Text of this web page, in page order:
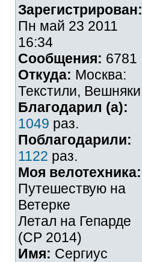
Зарегистрирован:
Пн май 23 2011
16:34
Сообщения: 6781
Откуда: Москва:
Текстили, Вешняки
Благодарил (а):
1049 раз.
Поблагодарили:
1122 раз.
Моя велотехника:
Путешествую на
Ветерке
Летал на Гепарде
(СР 2014)
Имя: Сергиус